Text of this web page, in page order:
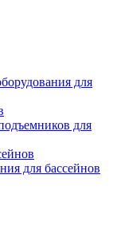
для
для
для бассейнов